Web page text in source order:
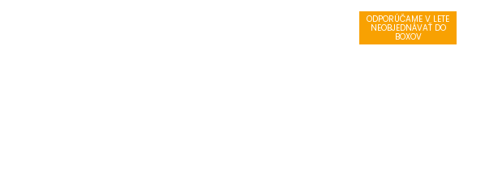
ODPORÚČAME V LETE
NEOBJEDNÁVAŤ DO
BOXOV